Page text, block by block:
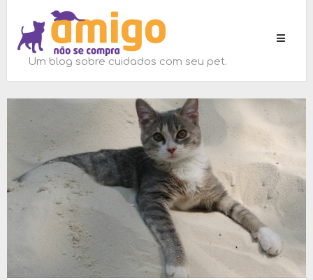
Toggle
Um blog sobre cuidados com seu pet.